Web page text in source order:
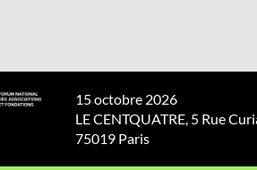
15 octobre 2026
LE CENTQUATRE, 5 Rue
75019 Paris